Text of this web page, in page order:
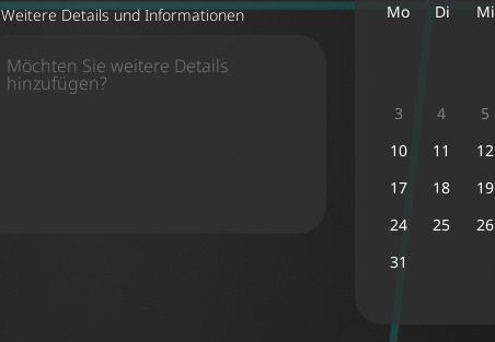
Weitere Details und Informationen Mo Di Mi
3
4 5
10
11 12
17
18 19
24
25 26
31